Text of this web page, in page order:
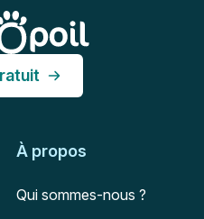
À propos
Qui sommes-nous ?